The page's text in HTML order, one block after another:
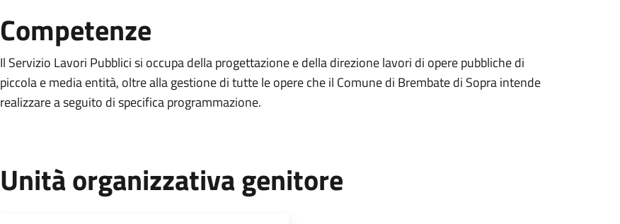
Competenze
Il Servizio Lavori Pubblici si occupa della progettazione e della direzione lavori di opere pubbliche di
piccola e media entità, oltre alla gestione di tutte le opere che il Comune di Brembate di Sopra intende
realizzare a seguito di specifica programmazione.
Unità organizzativa genitore